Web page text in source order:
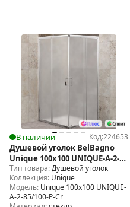
В наличии Код:224653
Душевой уголок BelBagno
Unique 100х100 UNIQUE-A-2-
85/100-P-Cr
Тип товара:Душевой уголок
Коллекция: Unique
Модель: Unique 100х100 UNIQUE-
A-2-85/100-P-Cr